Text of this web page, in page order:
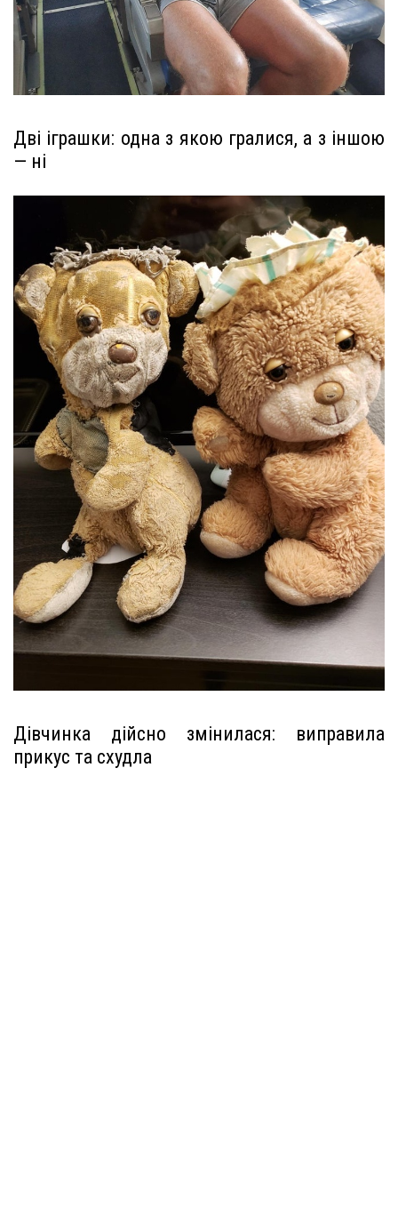
Дві іграшки: одна з якою гралися, а з іншою
— ні
Дівчинка дійсно змінилася: виправила
прикус та схудла